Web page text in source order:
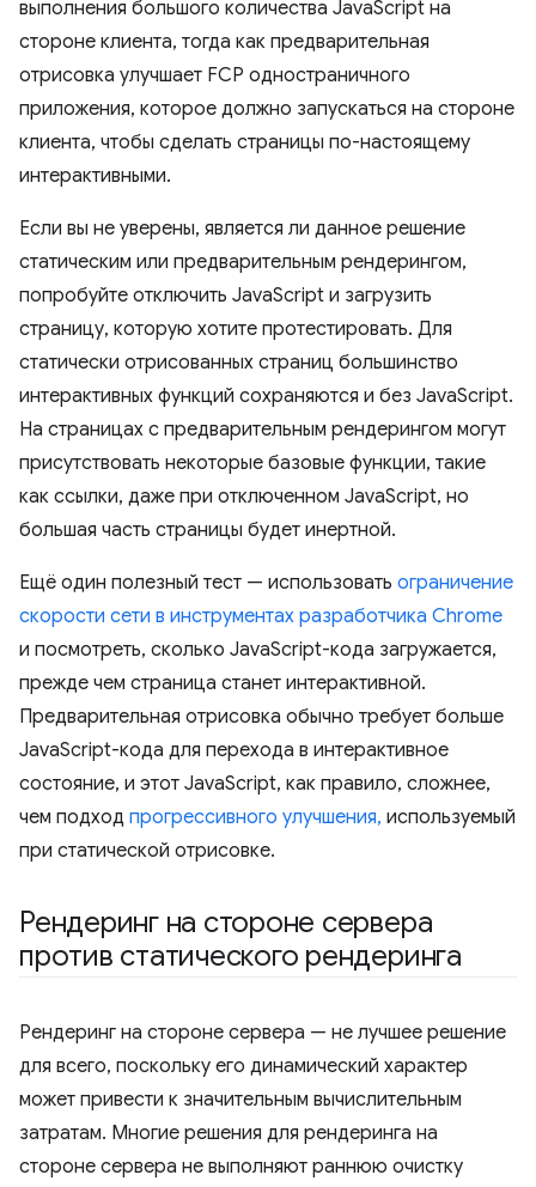
выполнения большого количества JavaScript на
стороне клиента, тогда как предварительная
отрисовка улучшает FCP одностраничного
приложения, которое должно запускаться на стороне
клиента, чтобы сделать страницы по-настоящему
интерактивными.
Если вы не уверены, является ли данное решение
статическим или предварительным рендерингом,
попробуйте отключить JavaScript и загрузить
страницу, которую хотите протестировать. Для
статически отрисованных страниц большинство
интерактивных функций сохраняются и без JavaScript.
На страницах с предварительным рендерингом могут
присутствовать некоторые базовые функции, такие
как ссылки, даже при отключенном JavaScript, но
большая часть страницы будет инертной.
Ещё один полезный тест — использовать ограничение
скорости сети в инструментах разработчика Chrome
и посмотреть, сколько JavaScript-кода загружается,
прежде чем страница станет интерактивной.
Предварительная отрисовка обычно требует больше
JavaScript-кода для перехода в интерактивное
состояние, и этот JavaScript, как правило, сложнее,
чем подход прогрессивного улучшения, используемый
при статической отрисовке.
Рендеринг на стороне сервера
против статического рендеринга
Рендеринг на стороне сервера — не лучшее решение
для всего, поскольку его динамический характер
может привести к значительным вычислительным
затратам. Многие решения для рендеринга на
стороне сервера не выполняют раннюю очистку